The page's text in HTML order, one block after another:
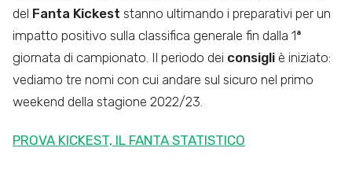
del Fanta Kickest stanno ultimando i preparativi per un
impatto positivo sulla classifica generale fin dalla 1ª
giornata di campionato. Il periodo dei consigli è iniziato:
vediamo tre nomi con cui andare sul sicuro nel primo
weekend della stagione 2022/23.
PROVA KICKEST, IL FANTA STATISTICO